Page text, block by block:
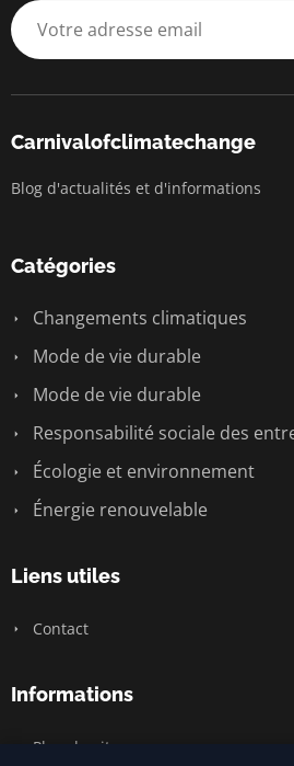
Carnivalofclimatechange
Blog d'actualités et d'informations
Catégories
Changements climatiques
Mode de vie durable
Mode de vie durable
Responsabilité sociale des
Écologie et environnement
Énergie renouvelable
Liens utiles
Contact
Informations
Plan du site